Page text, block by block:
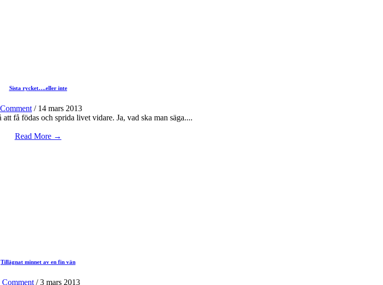
Sista rycket….eller inte
/ 14 mars 2013
få födas och sprida livet vidare. Ja, vad ska man säga....
Read More →
Tillägnat minnet av en fin vän
Comment / 3 mars 2013